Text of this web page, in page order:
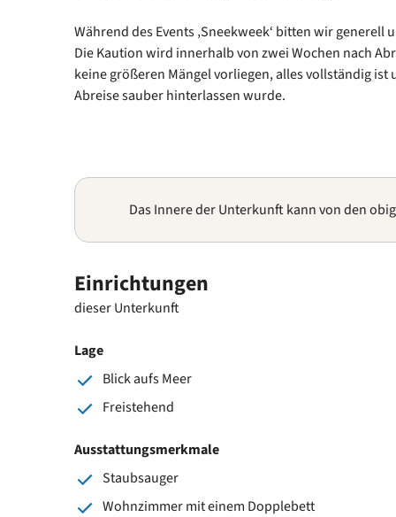
Während des Events ‚Sneekweek‘ bitten wir generell
Die Kaution wird innerhalb von zwei Wochen nach
keine größeren Mängel vorliegen, alles vollständig
Abreise sauber hinterlassen wurde.
Das Innere der Unterkunft kann von den
Einrichtungen
dieser Unterkunft
Lage
Blick aufs Meer
Freistehend
Ausstattungsmerkmale
Staubsauger
Wohnzimmer mit einem Dopplebett